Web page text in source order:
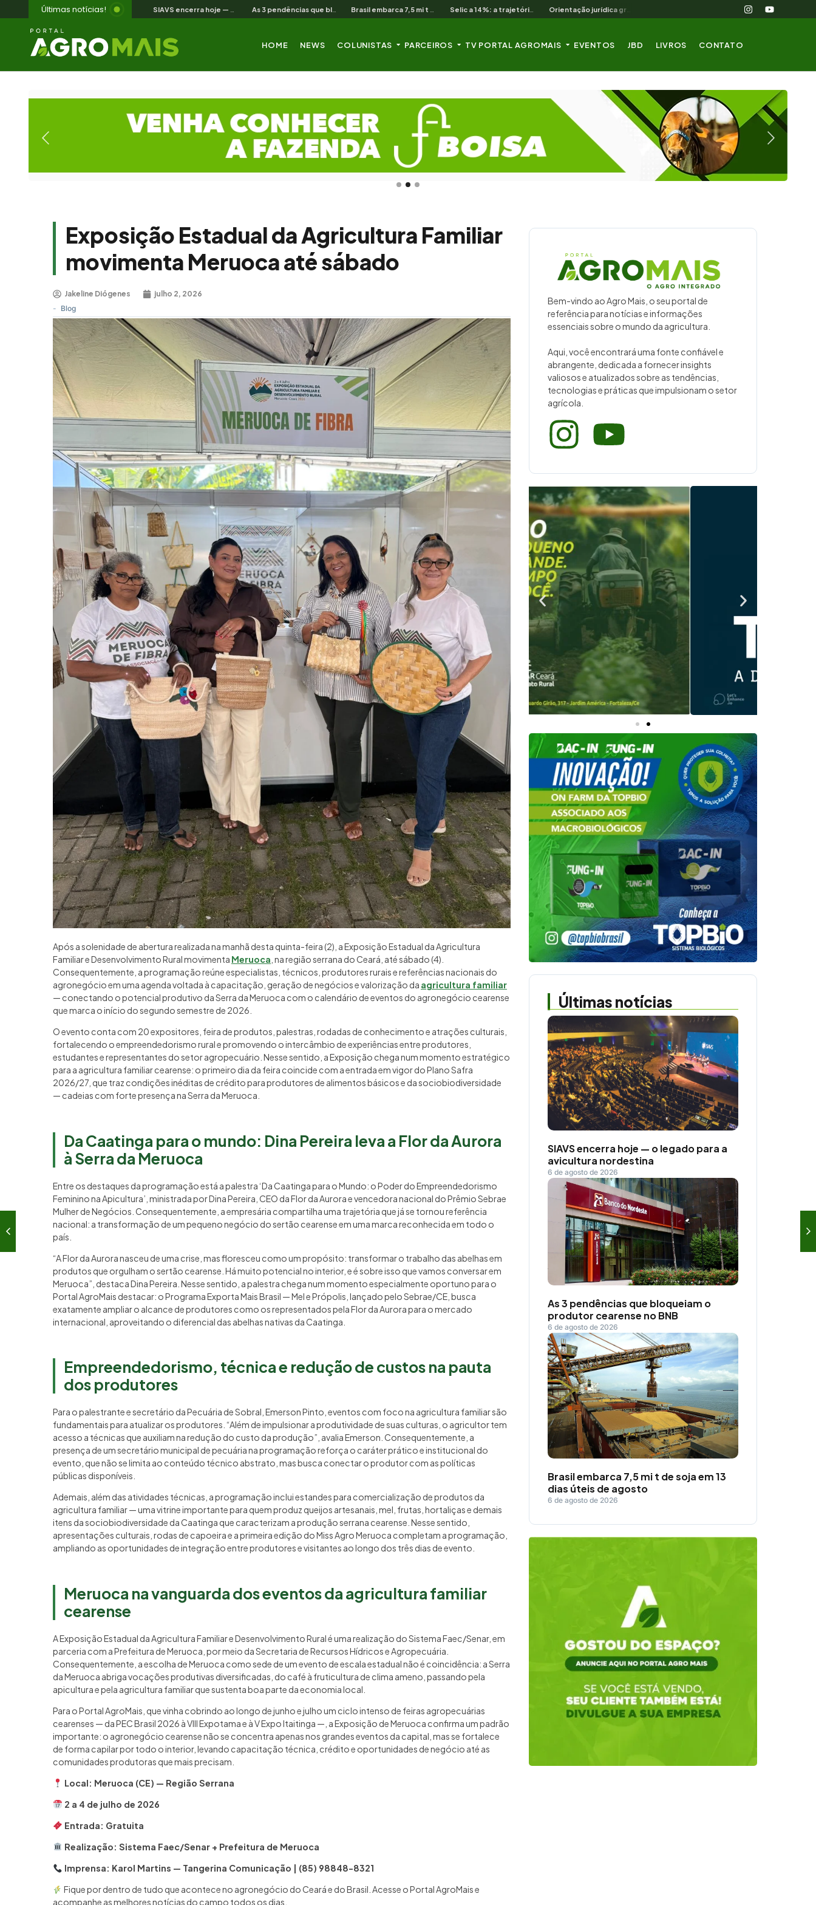
Últimas notícias!
HOME NEWS COLUNISTAS PARCEIROS TV PORTAL AGROMAIS EVENTOS JBD LIVROS CONTATO
Exposição Estadual da Agricultura Familiar
movimenta Meruoca até sábado
Jakeline Diógenes
julho 2, 2026
- Blog
Após a solenidade de abertura realizada na manhã desta quinta-feira (2), a Exposição Estadual da Agricultura
Familiar e Desenvolvimento Rural movimenta Meruoca , na região serrana do Ceará, até sábado (4).
Consequentemente, a programação reúne especialistas, técnicos, produtores rurais e referências nacionais do
agronegócio em uma agenda voltada à capacitação, geração de negócios e valorização da agricultura familiar
— conectando o potencial produtivo da Serra da Meruoca com o calendário de eventos do agronegócio cearense
que marca o início do segundo semestre de 2026.
O evento conta com 20 expositores, feira de produtos, palestras, rodadas de conhecimento e atrações culturais,
fortalecendo o empreendedorismo rural e promovendo o intercâmbio de experiências entre produtores,
estudantes e representantes do setor agropecuário. Nesse sentido, a Exposição chega num momento estratégico
para a agricultura familiar cearense: o primeiro dia da feira coincide com a entrada em vigor do Plano Safra
2026/27, que traz condições inéditas de crédito para produtores de alimentos básicos e da sociobiodiversidade
— cadeias com forte presença na Serra da Meruoca.
Da Caatinga para o mundo: Dina Pereira leva a Flor da Aurora
à Serra da Meruoca
Entre os destaques da programação está a palestra ‘Da Caatinga para o Mundo: o Poder do Empreendedorismo
Feminino na Apicultura’, ministrada por Dina Pereira, CEO da Flor da Aurora e vencedora nacional do Prêmio Sebrae
Mulher de Negócios. Consequentemente, a empresária compartilha uma trajetória que já se tornou referência
nacional: a transformação de um pequeno negócio do sertão cearense em uma marca reconhecida em todo o
país.
“A Flor da Aurora nasceu de uma crise, mas floresceu como um propósito: transformar o trabalho das abelhas em
produtos que orgulham o sertão cearense. Há muito potencial no interior, e é sobre isso que vamos conversar em
Meruoca”, destaca Dina Pereira. Nesse sentido, a palestra chega num momento especialmente oportuno para o
Portal AgroMais destacar: o Programa Exporta Mais Brasil — Mel e Própolis, lançado pelo Sebrae/CE, busca
exatamente ampliar o alcance de produtores como os representados pela Flor da Aurora para o mercado
internacional, aproveitando o diferencial das abelhas nativas da Caatinga.
Empreendedorismo, técnica e redução de custos na pauta
dos produtores
Para o palestrante e secretário da Pecuária de Sobral, Emerson Pinto, eventos com foco na agricultura familiar são
fundamentais para atualizar os produtores. “Além de impulsionar a produtividade de suas culturas, o agricultor tem
acesso a técnicas que auxiliam na redução do custo da produção”, avalia Emerson. Consequentemente, a
presença de um secretário municipal de pecuária na programação reforça o caráter prático e institucional do
evento, que não se limita ao conteúdo técnico abstrato, mas busca conectar o produtor com as políticas
públicas disponíveis.
Ademais, além das atividades técnicas, a programação inclui estandes para comercialização de produtos da
agricultura familiar — uma vitrine importante para quem produz queijos artesanais, mel, frutas, hortaliças e demais
itens da sociobiodiversidade da Caatinga que caracterizam a produção serrana cearense. Nesse sentido,
apresentações culturais, rodas de capoeira e a primeira edição do Miss Agro Meruoca completam a programação,
ampliando as oportunidades de integração entre produtores e visitantes ao longo dos três dias de evento.
Meruoca na vanguarda dos eventos da agricultura familiar
cearense
A Exposição Estadual da Agricultura Familiar e Desenvolvimento Rural é uma realização do Sistema Faec/Senar, em
parceria com a Prefeitura de Meruoca, por meio da Secretaria de Recursos Hídricos e Agropecuária.
Consequentemente, a escolha de Meruoca como sede de um evento de escala estadual não é coincidência: a Serra
da Meruoca abriga vocações produtivas diversificadas, do café à fruticultura de clima ameno, passando pela
apicultura e pela agricultura familiar que sustenta boa parte da economia local.
Para o Portal AgroMais, que vinha cobrindo ao longo de junho e julho um ciclo intenso de feiras agropecuárias
cearenses — da PEC Brasil 2026 à VIII Expotama e à V Expo Itaitinga —, a Exposição de Meruoca confirma um padrão
importante: o agronegócio cearense não se concentra apenas nos grandes eventos da capital, mas se fortalece
de forma capilar por todo o interior, levando capacitação técnica, crédito e oportunidades de negócio até as
comunidades produtoras que mais precisam.
Local: Meruoca (CE) — Região Serrana
2 a 4 de julho de 2026
Entrada: Gratuita
Realização: Sistema Faec/Senar + Prefeitura de Meruoca
Imprensa: Karol Martins — Tangerina Comunicação | (85) 98848-8321
Fique por dentro de tudo que acontece no agronegócio do Ceará e do Brasil. Acesse o Portal AgroMais e
acompanhe as melhores notícias do campo todos os dias.
Bem-vindo ao Agro Mais, o seu portal de
referência para notícias e informações
essenciais sobre o mundo da agricultura.
Aqui, você encontrará uma fonte confiável e
abrangente, dedicada a fornecer insights
valiosos e atualizados sobre as tendências,
tecnologias e práticas que impulsionam o setor
agrícola.
Últimas notícias
SIAVS encerra hoje — o legado para a
avicultura nordestina
6 de agosto de 2026
As 3 pendências que bloqueiam o
produtor cearense no BNB
6 de agosto de 2026
Brasil embarca 7,5 mi t de soja em 13
dias úteis de agosto
6 de agosto de 2026